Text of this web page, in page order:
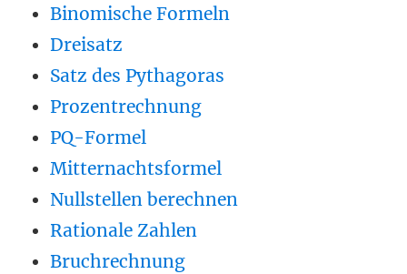
Binomische Formeln
Dreisatz
Satz des Pythagoras
Prozentrechnung
PQ-Formel
Mitternachtsformel
Nullstellen berechnen
Rationale Zahlen
Bruchrechnung